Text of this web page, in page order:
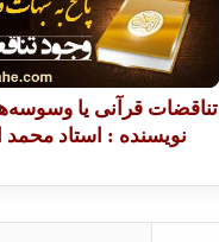
تناقضات قرآنی یا
نویسنده : استاد محمد